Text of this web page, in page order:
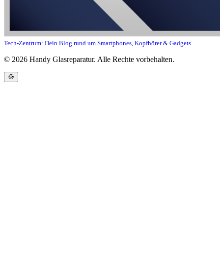
Tech-Zentrum: Dein Blog rund um Smartphones, Kopfhörer & Gadgets
© 2026 Handy Glasreparatur. Alle Rechte vorbehalten.
🍪